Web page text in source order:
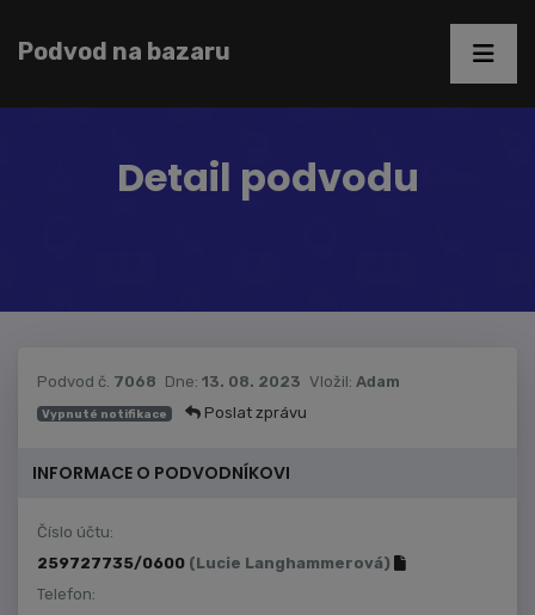
Podvod na bazaru
Detail podvodu
Podvod č. 7068 Dne: 13. 08. 2023 Vložil: Adam
Vypnuté notifikace Poslat zprávu
INFORMACE O PODVODNÍKOVI
Číslo účtu:
259727735/0600 (Lucie Langhammerová)
Telefon: